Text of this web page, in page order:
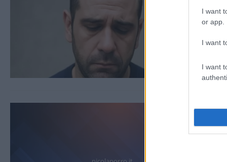
I want
or app.
I want
I want